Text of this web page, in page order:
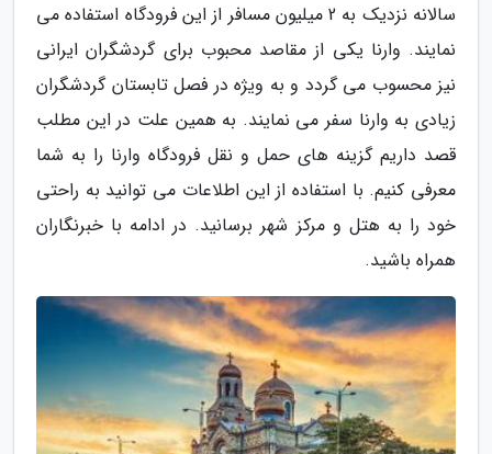
سالانه نزدیک به 2 میلیون مسافر از این فرودگاه استفاده می
نمایند. وارنا یکی از مقاصد محبوب برای گردشگران ایرانی
نیز محسوب می گردد و به ویژه در فصل تابستان گردشگران
زیادی به وارنا سفر می نمایند. به همین علت در این مطلب
قصد داریم گزینه های حمل و نقل فرودگاه وارنا را به شما
معرفی کنیم. با استفاده از این اطلاعات می توانید به راحتی
خود را به هتل و مرکز شهر برسانید. در ادامه با خبرنگاران
همراه باشید.